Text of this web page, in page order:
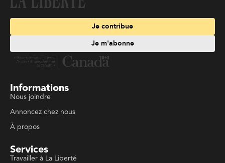
Je contribue
Je m'abonne
Informations
Nous joindre
Annoncez chez nous
À propos
Services
Travailler à La Liberté